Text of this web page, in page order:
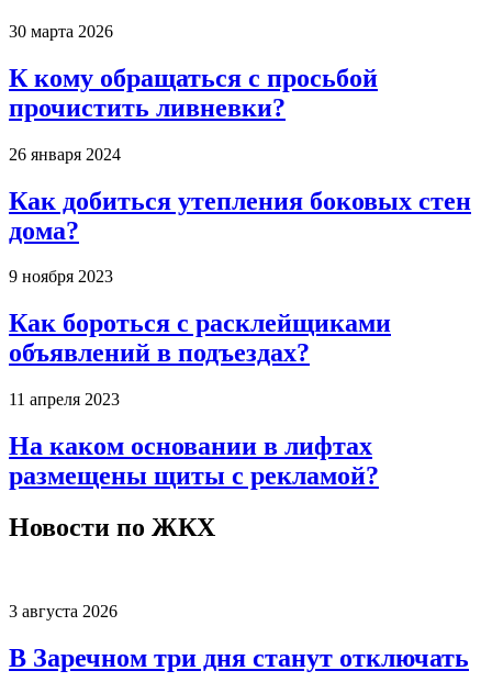
30 марта 2026
К кому обращаться с просьбой
прочистить ливневки?
26 января 2024
Как добиться утепления боковых стен
дома?
9 ноября 2023
Как бороться с расклейщиками
объявлений в подъездах?
11 апреля 2023
На каком основании в лифтах
размещены щиты с рекламой?
Новости по ЖКХ
3 августа 2026
В Заречном три дня станут отключать